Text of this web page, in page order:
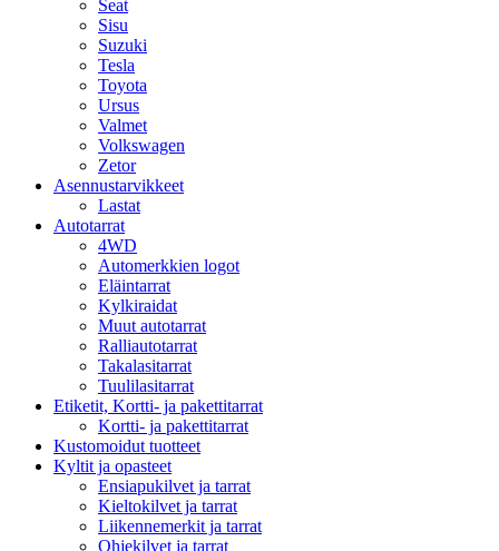
Seat
Sisu
Suzuki
Tesla
Toyota
Ursus
Valmet
Volkswagen
Zetor
Asennustarvikkeet
Lastat
Autotarrat
4WD
Automerkkien logot
Eläintarrat
Kylkiraidat
Muut autotarrat
Ralliautotarrat
Takalasitarrat
Tuulilasitarrat
Etiketit, Kortti- ja pakettitarrat
Kortti- ja pakettitarrat
Kustomoidut tuotteet
Kyltit ja opasteet
Ensiapukilvet ja tarrat
Kieltokilvet ja tarrat
Liikennemerkit ja tarrat
Ohjekilvet ja tarrat